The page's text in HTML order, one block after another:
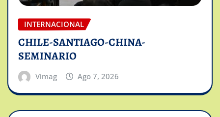
INTERNACIONAL
CHILE-SANTIAGO-CHINA-
SEMINARIO
Vimag Ago 7, 2026